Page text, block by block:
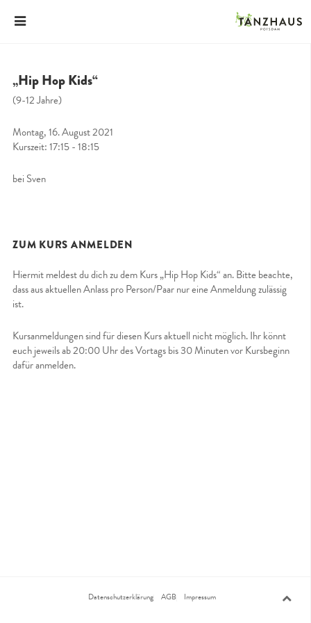
„Hip Hop Kids“
(9-12 Jahre)
Montag, 16. August 2021
Kurszeit: 17:15 - 18:15
bei Sven
ZUM KURS ANMELDEN
Hiermit meldest du dich zu dem Kurs „Hip Hop Kids“ an. Bitte beachte,
dass aus aktuellen Anlass pro Person/Paar nur eine Anmeldung zulässig
ist.
Kursanmeldungen sind für diesen Kurs aktuell nicht möglich. Ihr könnt
euch jeweils ab 20:00 Uhr des Vortags bis 30 Minuten vor Kursbeginn
dafür anmelden.
Datenschutzerklärung AGB Impressum